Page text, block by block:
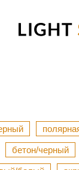
бетон/черный